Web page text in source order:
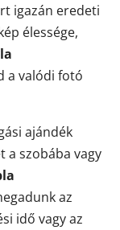
igazán eredeti
élessége,
a valódi fotó
ajándék
a szobába vagy
az
idő vagy az